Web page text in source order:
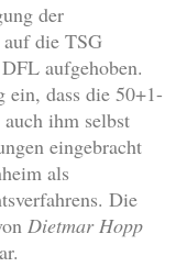
der
die TSG
aufgehoben.
ein, dass die 50+1-
ihm selbst
eingebracht
als
Die
Dietmar Hopp